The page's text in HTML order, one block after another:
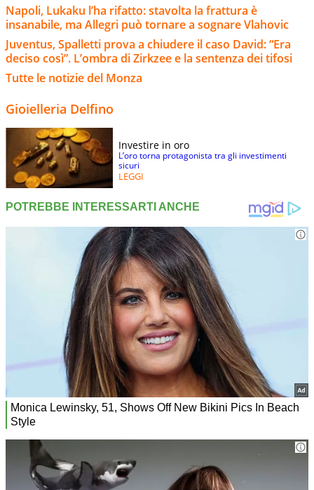
Napoli, Lukaku l’ha rifatto: stavolta la frattura è
insanabile, ma Allegri può tornare a sognare Vlahovic
Juventus, Spalletti prova a chiudere il caso David: “Era
deciso così”. L’ombra di Zirkzee e la sentenza dei tifosi
Tutte le notizie del Monza
Gioielleria Delfino
Investire in oro
L’oro torna protagonista tra gli investimenti
sicuri
LEGGI